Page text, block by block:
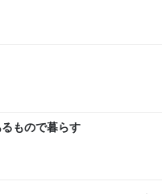
るもので暮らす